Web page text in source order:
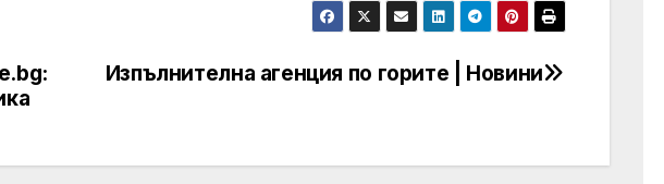
Изпълнителна агенция по горите | Новини